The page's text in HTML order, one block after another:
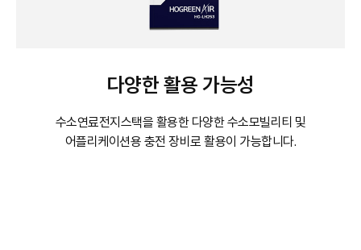
다양한 활용 가능성
수소연료전지스택을 활용한 다양한 수소모빌리티 및
어플리케이션용충전 장비로 활용이 가능합니다.